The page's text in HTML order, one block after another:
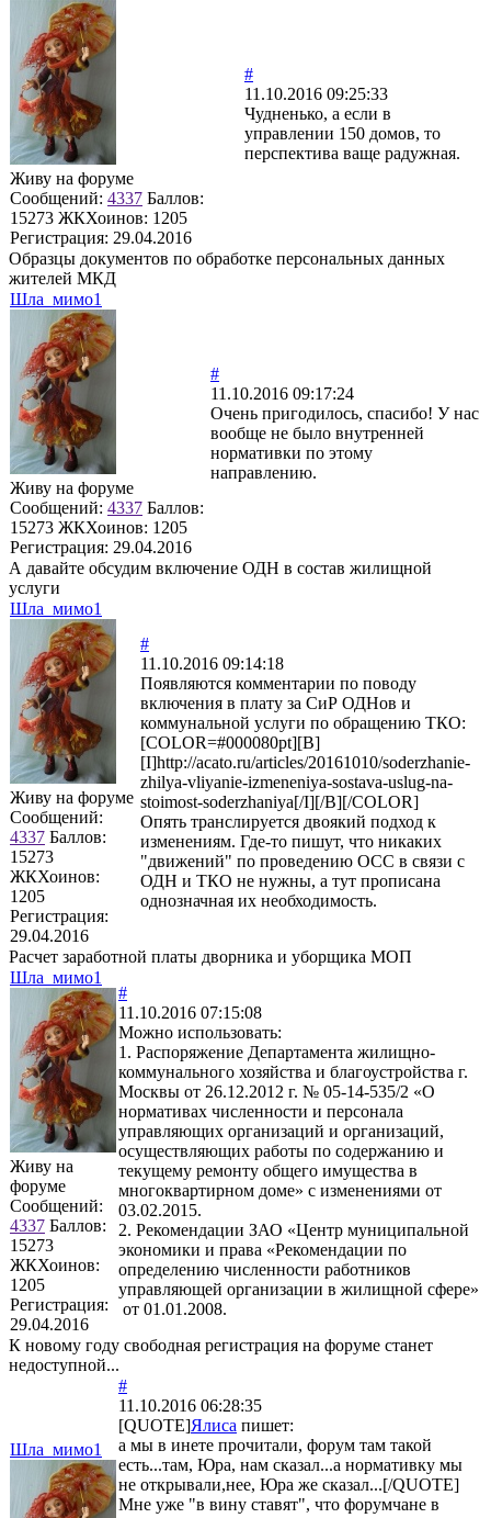
Живу на форуме
Сообщений: 4337 Баллов:
15273 ЖКХоинов: 1205
Регистрация: 29.04.2016
#
11.10.2016 09:25:33
Чудненько, а если в
управлении 150 домов, то
перспектива ваще радужная.
Образцы документов по обработке персональных данных
жителей МКД
Шла_мимо1
Живу на форуме
Сообщений: 4337 Баллов:
15273 ЖКХоинов: 1205
Регистрация: 29.04.2016
#
11.10.2016 09:17:24
Очень пригодилось, спасибо! У нас
вообще не было внутренней
нормативки по этому
направлению.
А давайте обсудим включение ОДН в состав жилищной
услуги
Шла_мимо1
Живу на форуме
Сообщений:
4337 Баллов:
15273
ЖКХоинов:
1205
Регистрация:
29.04.2016
#
11.10.2016 09:14:18
Появляются комментарии по поводу
включения в плату за СиР ОДНов и
коммунальной услуги по обращению ТКО:
[COLOR=#000080pt][B]
[I]http://acato.ru/articles/20161010/soderzhanie-
zhilya-vliyanie-izmeneniya-sostava-uslug-na-
stoimost-soderzhaniya[/I][/B][/COLOR]
Опять транслируется двоякий подход к
изменениям. Где-то пишут, что никаких
"движений" по проведению ОСС в связи с
ОДН и ТКО не нужны, а тут прописана
однозначная их необходимость.
Расчет заработной платы дворника и уборщика МОП
Шла_мимо1
Живу на
форуме
Сообщений:
4337 Баллов:
15273
ЖКХоинов:
1205
Регистрация:
29.04.2016
#
11.10.2016 07:15:08
Можно использовать:
1. Распоряжение Департамента жилищно-
коммунального хозяйства и благоустройства г.
Москвы от 26.12.2012 г. № 05-14-535/2 «О
нормативах численности и персонала
управляющих организаций и организаций,
осуществляющих работы по содержанию и
текущему ремонту общего имущества в
многоквартирном доме» с изменениями от
03.02.2015.
2. Рекомендации ЗАО «Центр муниципальной
экономики и права «Рекомендации по
определению численности работников
управляющей организации в жилищной сфере»
от 01.01.2008.
К новому году свободная регистрация на форуме станет
недоступной...
Шла_мимо1
#
11.10.2016 06:28:35
[QUOTE]Ялиса пишет:
а мы в инете прочитали, форум там такой
есть...там, Юра, нам сказал...а нормативку мы
не открывали,нее, Юра же сказал...[/QUOTE]
Мне уже "в вину ставят", что форумчане в